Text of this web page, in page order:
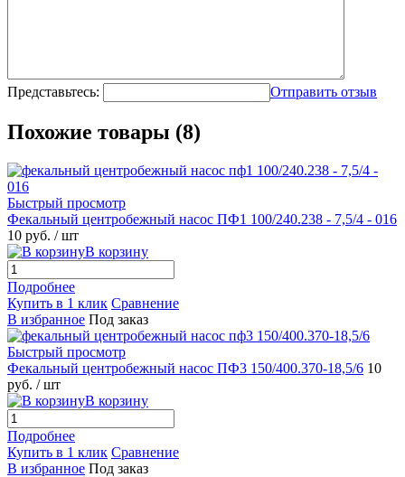
Представьтесь: Отправить отзыв
Похожие товары (8)
Быстрый просмотр
Фекальный центробежный насос ПФ1 100/240.238 - 7,5/4 - 016
10 руб. / шт
В корзину
Подробнее
Купить в 1 клик Сравнение
В избранное Под заказ
Быстрый просмотр
Фекальный центробежный насос ПФ3 150/400.370-18,5/6 10
руб. / шт
В корзину
Подробнее
Купить в 1 клик Сравнение
В избранное Под заказ